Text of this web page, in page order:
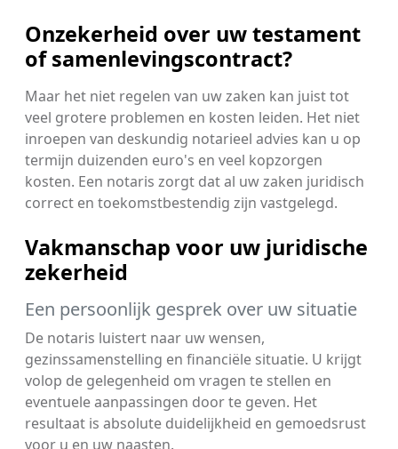
Onzekerheid over uw testament
of samenlevingscontract?
Maar het niet regelen van uw zaken kan juist tot
veel grotere problemen en kosten leiden. Het niet
inroepen van deskundig notarieel advies kan u op
termijn duizenden euro's en veel kopzorgen
kosten. Een notaris zorgt dat al uw zaken juridisch
correct en toekomstbestendig zijn vastgelegd.
Vakmanschap voor uw juridische
zekerheid
Een persoonlijk gesprek over uw situatie
De notaris luistert naar uw wensen,
gezinssamenstelling en financiële situatie. U krijgt
volop de gelegenheid om vragen te stellen en
eventuele aanpassingen door te geven. Het
resultaat is absolute duidelijkheid en gemoedsrust
voor u en uw naasten.